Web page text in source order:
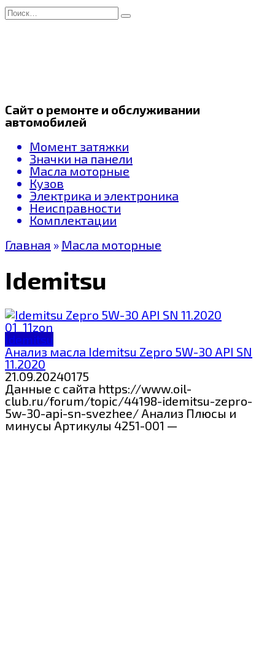
Перейти
к
Search
for:
Сайт о ремонте и обслуживании
автомобилей
Момент затяжки
Значки на панели
Масла моторные
Кузов
Электрика и электроника
Неисправности
Комплектации
Главная » Масла моторные
Idemitsu
Idemitsu
Анализ масла Idemitsu Zepro 5W-30 API SN
11.2020
21.09.20240175
Данные с сайта https://www.oil-
club.ru/forum/topic/44198-idemitsu-zepro-
5w-30-api-sn-svezhee/ Анализ Плюсы и
минусы Артикулы 4251-001 —